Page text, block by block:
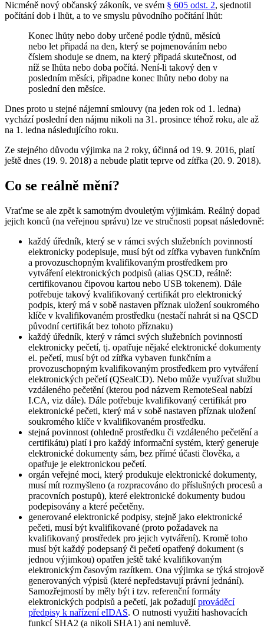
Nicméně nový občanský zákoník, ve svém § 605 odst. 2, sjednotil
počítání dob i lhůt, a to ve smyslu původního počítání lhůt:
Konec lhůty nebo doby určené podle týdnů, měsíců
nebo let připadá na den, který se pojmenováním nebo
číslem shoduje se dnem, na který připadá skutečnost, od
níž se lhůta nebo doba počítá. Není-li takový den v
posledním měsíci, připadne konec lhůty nebo doby na
poslední den měsíce.
Dnes proto u stejné nájemní smlouvy (na jeden rok od 1. ledna)
vychází poslední den nájmu nikoli na 31. prosince téhož roku, ale až
na 1. ledna následujícího roku.
Ze stejného důvodu výjimka na 2 roky, účinná od 19. 9. 2016, platí
ještě dnes (19. 9. 2018) a nebude platit teprve od zítřka (20. 9. 2018).
Co se reálně mění?
Vraťme se ale zpět k samotným dvouletým výjimkám. Reálný dopad
jejich konců (na veřejnou správu) lze ve stručnosti popsat následovně:
každý úředník, který se v rámci svých služebních povinností
elektronicky podepisuje, musí být od zítřka vybaven funkčním
a provozuschopným kvalifikovaným prostředkem pro
vytváření elektronických podpisů (alias QSCD, reálně:
certifikovanou čipovou kartou nebo USB tokenem). Dále
potřebuje takový kvalifikovaný certifikát pro elektronický
podpis, který má v sobě nastaven příznak uložení soukromého
klíče v kvalifikovaném prostředku (nestačí nahrát si na QSCD
původní certifikát bez tohoto příznaku)
každý úředník, který v rámci svých služebních povinností
elektronicky pečetí, tj. opatřuje nějaké elektronické dokumenty
el. pečetí, musí být od zítřka vybaven funkčním a
provozuschopným kvalifikovaným prostředkem pro vytváření
elektronických pečetí (QSealCD). Nebo může využívat službu
vzdáleného pečetění (kterou pod názvem RemoteSeal nabízí
I.CA, viz dále). Dále potřebuje kvalifikovaný certifikát pro
elektronické pečeti, který má v sobě nastaven příznak uložení
soukromého klíče v kvalifikovaném prostředku.
stejná povinnost (ohledně prostředku či vzdáleného pečetění a
certifikátu) platí i pro každý informační systém, který generuje
elektronické dokumenty sám, bez přímé účasti člověka, a
opatřuje je elektronickou pečetí.
orgán veřejné moci, který produkuje elektronické dokumenty,
musí mít rozmyšleno (a rozpracováno do příslušných procesů a
pracovních postupů), které elektronické dokumenty budou
podepisovány a které pečetěny.
generované elektronické podpisy, stejně jako elektronické
pečeti, musí být kvalifikované (proto požadavek na
kvalifikovaný prostředek pro jejich vytváření). Kromě toho
musí být každý podepsaný či pečetí opatřený dokument (s
jednou výjimkou) opatřen ještě také kvalifikovaným
elektronickým časovým razítkem. Ona výjimka se týká strojově
generovaných výpisů (které nepředstavují právní jednání).
Samozřejmostí by měly být i tzv. referenční formáty
elektronických podpisů a pečetí, jak požadujíprováděcí
předpisy k nařízení eIDAS. O nutnosti využití hashovacích
funkcí SHA2 (a nikoli SHA1) ani nemluvě.